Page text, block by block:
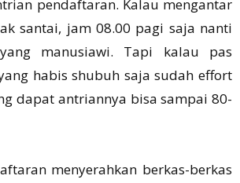
pendaftaran. Kalau mengantar
santai, jam 08.00 pagi saja nanti
manusiawi. Tapi kalau pas
habis shubuh saja sudah effort
dapat antriannya bisa sampai 80-
menyerahkan berkas-berkas